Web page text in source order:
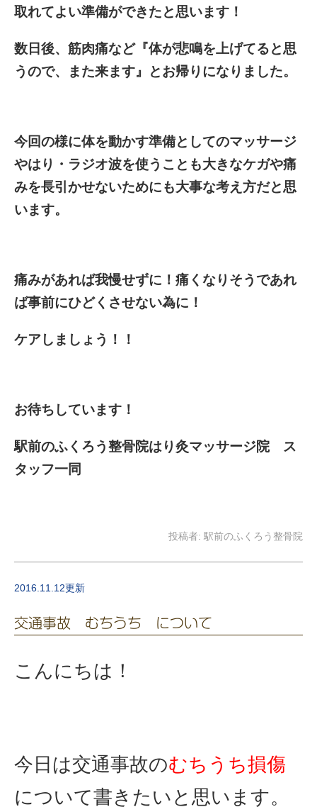
取れてよい準備ができたと思います！
数日後、筋肉痛など『体が悲鳴を上げてると思
うので、また来ます』とお帰りになりました。
今回の様に体を動かす準備としてのマッサージ
やはり・ラジオ波を使うことも大きなケガや痛
みを長引かせないためにも大事な考え方だと思
います。
痛みがあれば我慢せずに！痛くなりそうであれ
ば事前にひどくさせない為に！
ケアしましょう！！
お待ちしています！
駅前のふくろう整骨院はり灸マッサージ院 ス
タッフ一同
投稿者: 駅前のふくろう整骨院
2016.11.12更新
交通事故 むちうち について
こんにちは！
今日は交通事故のむちうち損傷
について書きたいと思います。